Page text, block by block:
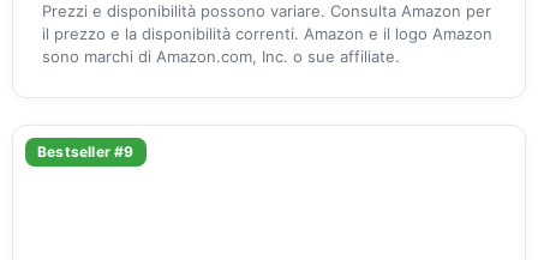
Prezzi e disponibilità possono variare. Consulta Amazon per
il prezzo e la disponibilità correnti. Amazon e il logo Amazon
sono marchi di Amazon.com, Inc. o sue affiliate.
Bestseller #9